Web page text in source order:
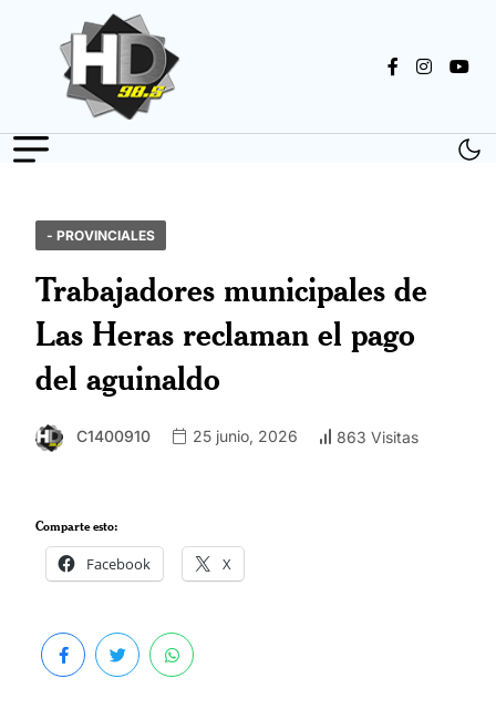
- PROVINCIALES
Trabajadores municipales de
Las Heras reclaman el pago
del aguinaldo
C1400910 25 junio, 2026 863 Visitas
Comparte esto:
Facebook X